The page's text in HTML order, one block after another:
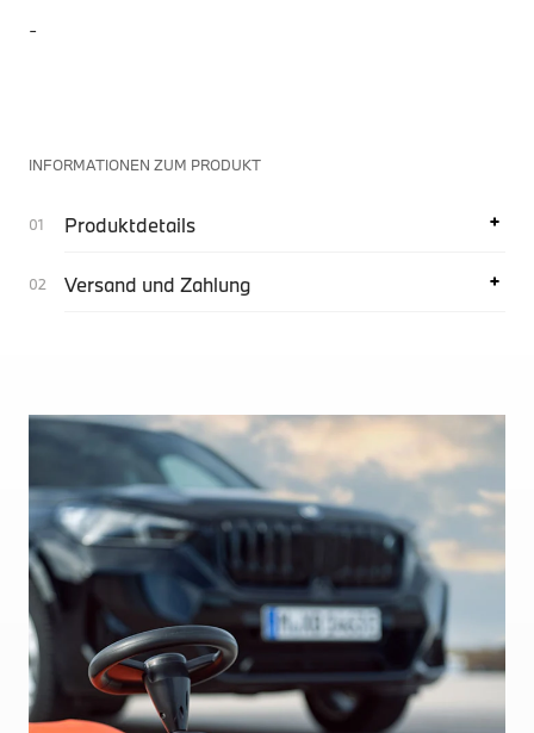
-
INFORMATIONEN ZUM PRODUKT
Produktdetails
Versand und Zahlung